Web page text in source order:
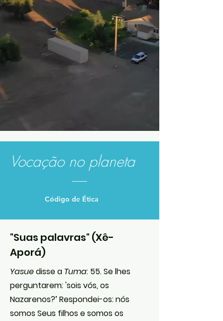
Vocação no planeta
Código de Ética
"Suas palavras" (Xê-
Aporá)
Yasuedisse a Tuma: 55. Se lhes
perguntarem: 'sois vós, os
Nazarenos?’ Respondei-os: nós
somos Seus filhos e somos os